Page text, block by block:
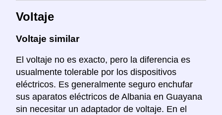
Voltaje
Voltaje similar
El voltaje no es exacto, pero la diferencia es
usualmente tolerable por los dispositivos
eléctricos. Es generalmente seguro enchufar
sus aparatos eléctricos de Albania en Guayana
sin necesitar un adaptador de voltaje. En el